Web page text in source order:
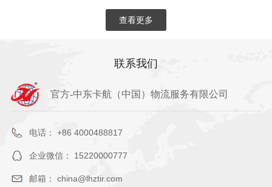
查看更多
联系我们
官方-中东卡航（中国）物流服务有限公司
电话： +86 4000488817
企业微信： 15220000777
邮箱： china@lhztir.com